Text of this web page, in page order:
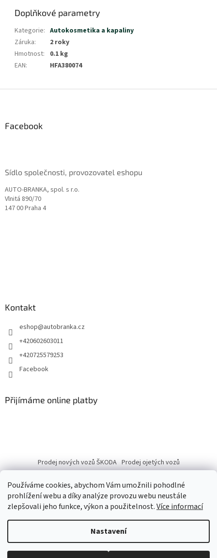
Používáme cookies, abychom Vám umožnili pohodlné
prohlížení webu a díky analýze provozu webu neustále
zlepšovali jeho funkce, výkon a použitelnost.Více informací
Nastavení
Doplňkové parametry
Kategorie: Autokosmetika a kapaliny
Záruka:
2 roky
Hmotnost:
0.1 kg
EAN: HFA380074
Facebook
Sídlo společnosti, provozovatel eshopu
AUTO-BRANKA, spol. s r.o.
Vlnitá 890/70
147 00 Praha 4
Kontakt
eshop@autobranka.cz
+420602603011
+420725579253
Facebook
Přijímáme online platby
Prodej nových vozů ŠKODA Prodej ojetých vozů
Copyright 2026eshop.autobranka.cz. Všechna práva vyhrazena.